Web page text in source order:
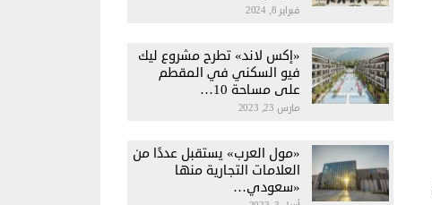
فبراير 8, 2024
«إكس لاند» تطرح مشروع ليك
فيو السكني في المقطم
على مساحة 10…
مارس 23, 2023
«مول العرب» يستقبل عددًا من
العلامات التجارية منها
«سعودي…